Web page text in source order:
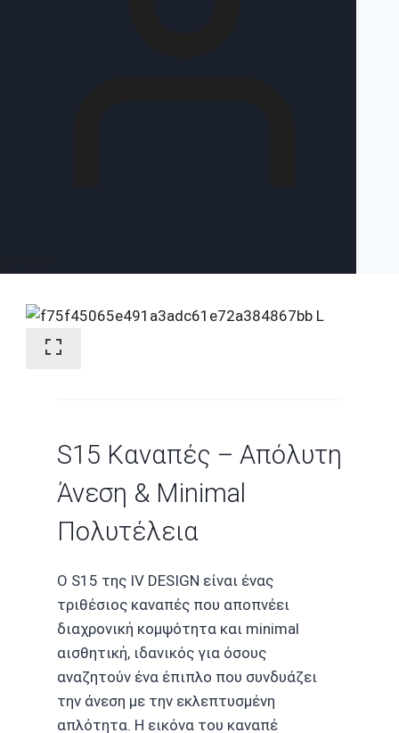
S15 Καναπές – Απόλυτη
Άνεση & Minimal
Πολυτέλεια
Ο S15 της IV DESIGN είναι ένας
τριθέσιος καναπές που αποπνέει
διαχρονική κομψότητα και minimal
αισθητική, ιδανικός για όσους
αναζητούν ένα έπιπλο που συνδυάζει
την άνεση με την εκλεπτυσμένη
απλότητα. Η εικόνα του καναπέ